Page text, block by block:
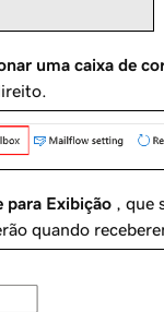
uma caixa de
para Exibição , que
quando